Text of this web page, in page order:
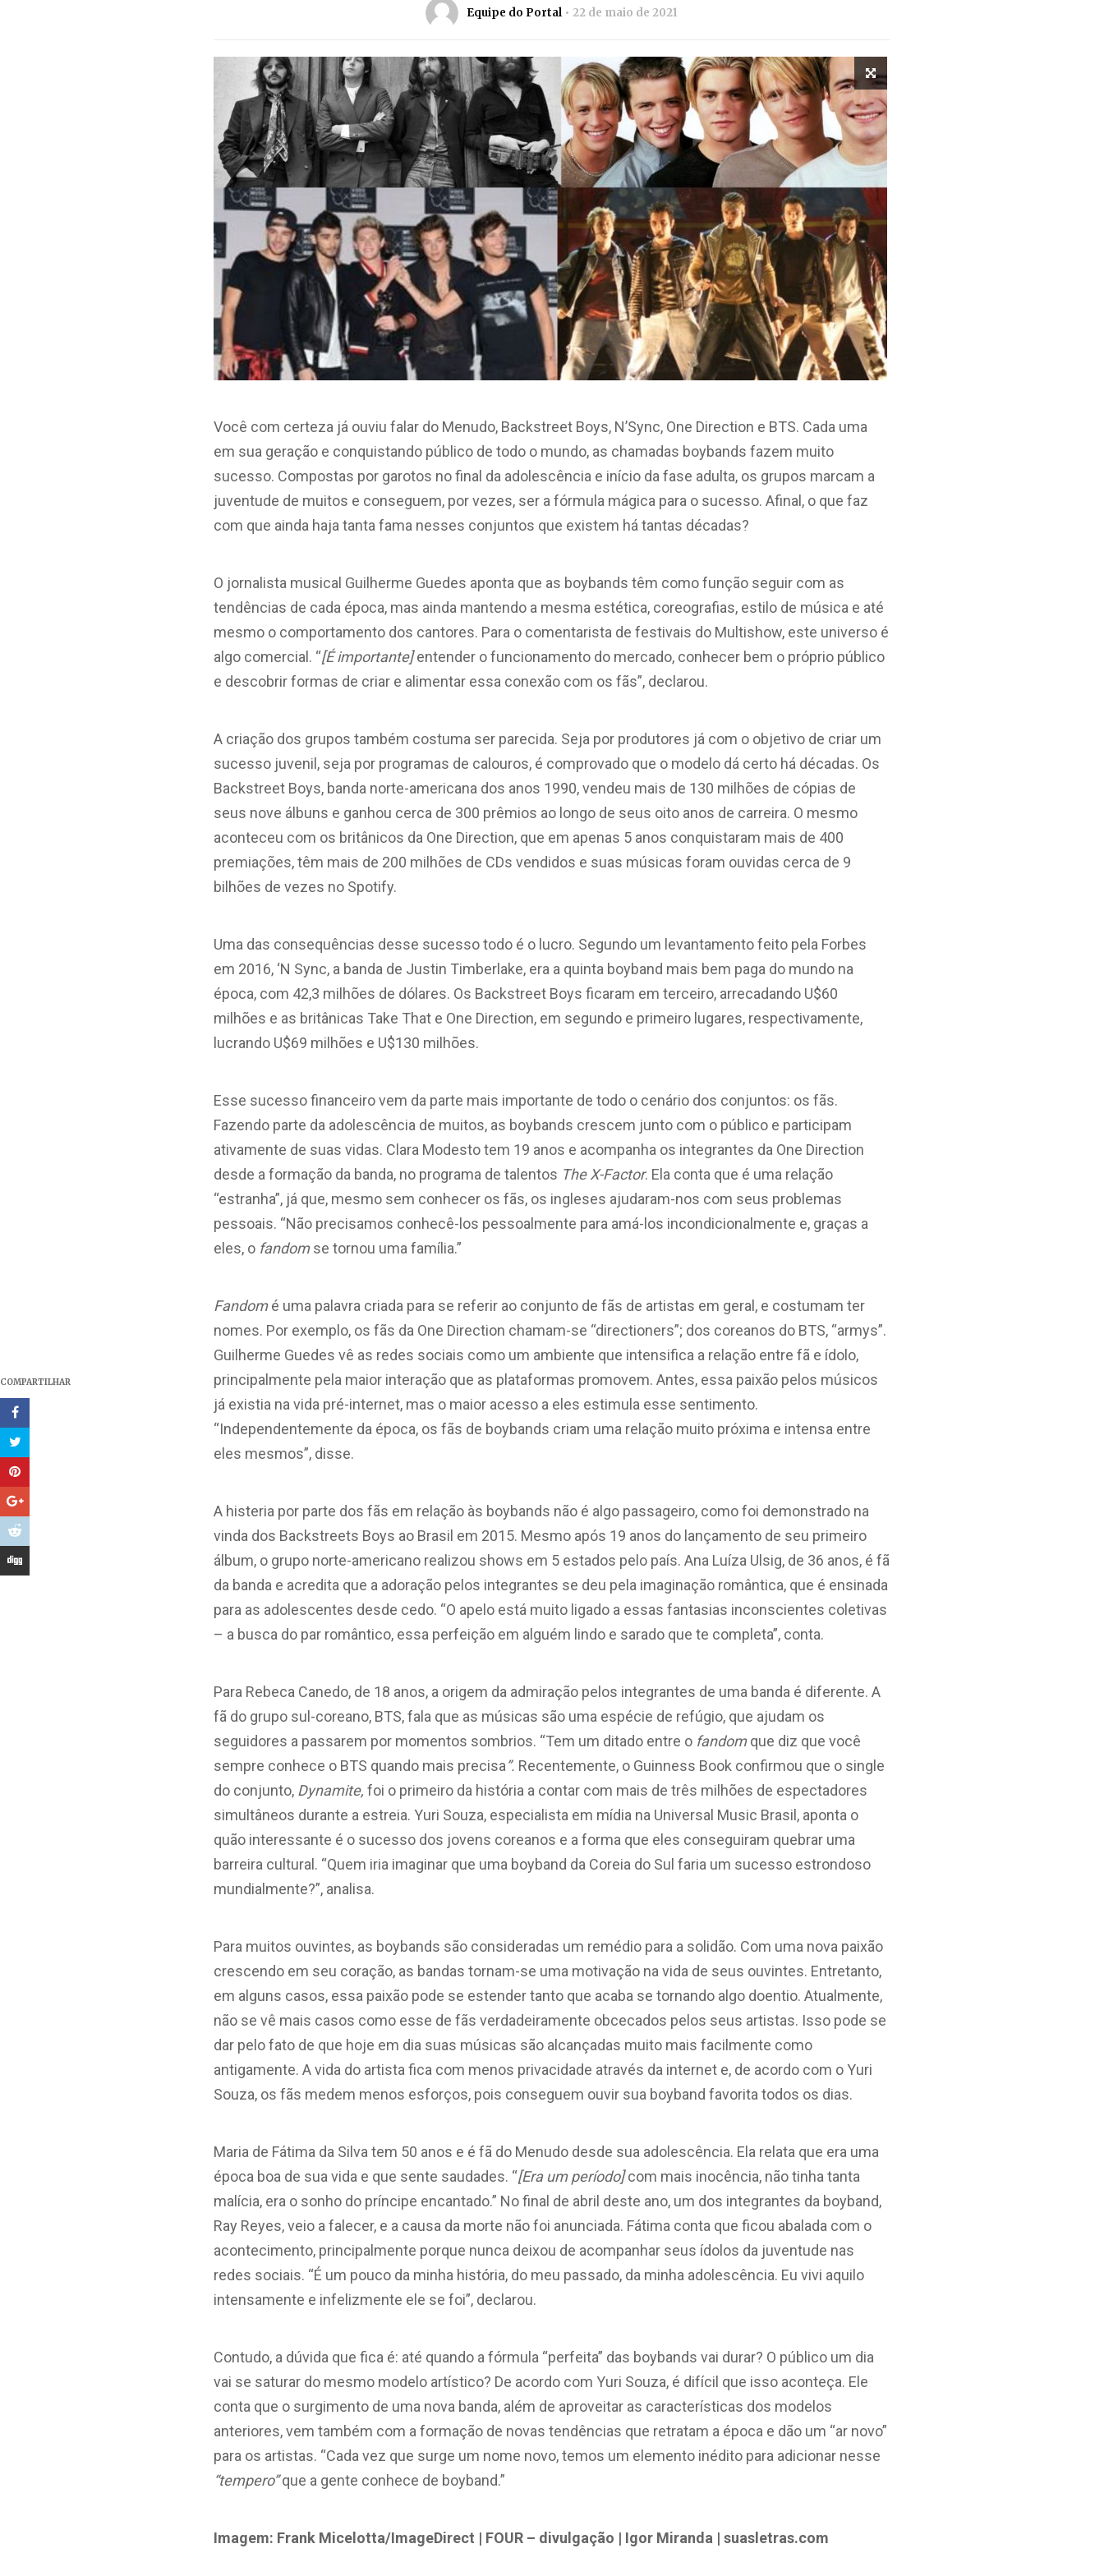
Equipe do Portal 22 de maio de 2021
COMPARTILHAR
Você com certeza já ouviu falar do Menudo, Backstreet Boys, N’Sync, One Direction e BTS. Cada uma
em sua geração e conquistando público de todo o mundo, as chamadas boybands fazem muito
sucesso. Compostas por garotos no final da adolescência e início da fase adulta, os grupos marcam a
juventude de muitos e conseguem, por vezes, ser a fórmula mágica para o sucesso. Afinal, o que faz
com que ainda haja tanta fama nesses conjuntos que existem há tantas décadas?
O jornalista musical Guilherme Guedes aponta que as boybands têm como função seguir com as
tendências de cada época, mas ainda mantendo a mesma estética, coreografias, estilo de música e até
mesmo o comportamento dos cantores. Para o comentarista de festivais do Multishow, este universo é
algo comercial. “[É importante]entender o funcionamento do mercado, conhecer bem o próprio público
e descobrir formas de criar e alimentar essa conexão com os fãs”, declarou.
A criação dos grupos também costuma ser parecida. Seja por produtores já com o objetivo de criar um
sucesso juvenil, seja por programas de calouros, é comprovado que o modelo dá certo há décadas. Os
Backstreet Boys, banda norte-americana dos anos 1990, vendeu mais de 130 milhões de cópias de
seus nove álbuns e ganhou cerca de 300 prêmios ao longo de seus oito anos de carreira. O mesmo
aconteceu com os britânicos da One Direction, que em apenas 5 anos conquistaram mais de 400
premiações, têm mais de 200 milhões de CDs vendidos e suas músicas foram ouvidas cerca de 9
bilhões de vezes no Spotify.
Uma das consequências desse sucesso todo é o lucro. Segundo um levantamento feito pela Forbes
em 2016, ‘N Sync, a banda de Justin Timberlake, era a quinta boyband mais bem paga do mundo na
época, com 42,3 milhões de dólares. Os Backstreet Boys ficaram em terceiro, arrecadando U$60
milhões e as britânicas Take That e One Direction, em segundo e primeiro lugares, respectivamente,
lucrando U$69 milhões e U$130 milhões.
Esse sucesso financeiro vem da parte mais importante de todo o cenário dos conjuntos: os fãs.
Fazendo parte da adolescência de muitos, as boybands crescem junto com o público e participam
ativamente de suas vidas. Clara Modesto tem 19 anos e acompanha os integrantes da One Direction
desde a formação da banda, no programa de talentos The X-Factor. Ela conta que é uma relação
“estranha”, já que, mesmo sem conhecer os fãs, os ingleses ajudaram-nos com seus problemas
pessoais. “Não precisamos conhecê-los pessoalmente para amá-los incondicionalmente e, graças a
eles, o fandomse tornou uma família.”
Fandomé uma palavra criada para se referir ao conjunto de fãs de artistas em geral, e costumam ter
nomes. Por exemplo, os fãs da One Direction chamam-se “directioners”; dos coreanos do BTS, “armys”.
Guilherme Guedes vê as redes sociais como um ambiente que intensifica a relação entre fã e ídolo,
principalmente pela maior interação que as plataformas promovem. Antes, essa paixão pelos músicos
já existia na vida pré-internet, mas o maior acesso a eles estimula esse sentimento.
“Independentemente da época, os fãs de boybands criam uma relação muito próxima e intensa entre
eles mesmos”, disse.
A histeria por parte dos fãs em relação às boybands não é algo passageiro, como foi demonstrado na
vinda dos Backstreets Boys ao Brasil em 2015. Mesmo após 19 anos do lançamento de seu primeiro
álbum, o grupo norte-americano realizou shows em 5 estados pelo país. Ana Luíza Ulsig, de 36 anos, é fã
da banda e acredita que a adoração pelos integrantes se deu pela imaginação romântica, que é ensinada
para as adolescentes desde cedo. “O apelo está muito ligado a essas fantasias inconscientes coletivas
– a busca do par romântico, essa perfeição em alguém lindo e sarado que te completa”, conta.
Para Rebeca Canedo, de 18 anos, a origem da admiração pelos integrantes de uma banda é diferente. A
fã do grupo sul-coreano, BTS, fala que as músicas são uma espécie de refúgio, que ajudam os
seguidores a passarem por momentos sombrios. “Tem um ditado entre o fandomque diz que você
sempre conhece o BTS quando mais precisa”. Recentemente, o Guinness Book confirmou que o single
do conjunto, Dynamite, foi o primeiro da história a contar com mais de três milhões de espectadores
simultâneos durante a estreia. Yuri Souza, especialista em mídia na Universal Music Brasil, aponta o
quão interessante é o sucesso dos jovens coreanos e a forma que eles conseguiram quebrar uma
barreira cultural. “Quem iria imaginar que uma boyband da Coreia do Sul faria um sucesso estrondoso
mundialmente?”, analisa.
Para muitos ouvintes, as boybands são consideradas um remédio para a solidão. Com uma nova paixão
crescendo em seu coração, as bandas tornam-se uma motivação na vida de seus ouvintes. Entretanto,
em alguns casos, essa paixão pode se estender tanto que acaba se tornando algo doentio. Atualmente,
não se vê mais casos como esse de fãs verdadeiramente obcecados pelos seus artistas. Isso pode se
dar pelo fato de que hoje em dia suas músicas são alcançadas muito mais facilmente como
antigamente. A vida do artista fica com menos privacidade através da internet e, de acordo com o Yuri
Souza, os fãs medem menos esforços, pois conseguem ouvir sua boyband favorita todos os dias.
Maria de Fátima da Silva tem 50 anos e é fã do Menudo desde sua adolescência. Ela relata que era uma
época boa de sua vida e que sente saudades. “[Era um período]com mais inocência, não tinha tanta
malícia, era o sonho do príncipe encantado.” No final de abril deste ano, um dos integrantes da boyband,
Ray Reyes, veio a falecer, e a causa da morte não foi anunciada. Fátima conta que ficou abalada com o
acontecimento, principalmente porque nunca deixou de acompanhar seus ídolos da juventude nas
redes sociais. “É um pouco da minha história, do meu passado, da minha adolescência. Eu vivi aquilo
intensamente e infelizmente ele se foi”, declarou.
Contudo, a dúvida que fica é: até quando a fórmula “perfeita” das boybands vai durar? O público um dia
vai se saturar do mesmo modelo artístico? De acordo com Yuri Souza, é difícil que isso aconteça. Ele
conta que o surgimento de uma nova banda, além de aproveitar as características dos modelos
anteriores, vem também com a formação de novas tendências que retratam a época e dão um “ar novo”
para os artistas. “Cada vez que surge um nome novo, temos um elemento inédito para adicionar nesse
“tempero”que a gente conhece de boyband.”
Imagem: Frank Micelotta/ImageDirect | FOUR – divulgação | Igor Miranda | suasletras.com